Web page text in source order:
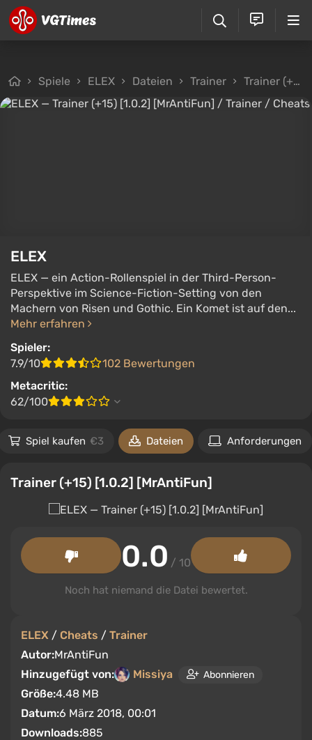
Spiele ELEX Dateien Trainer Trainer (+15) [1.0.2] [MrAntiFun]
ELEX
ELEX — ein Action-Rollenspiel in der Third-Person-
Perspektive im Science-Fiction-Setting von den
Machern von Risen und Gothic. Ein Komet ist auf den...
Mehr erfahren
Spieler:
7.9/10
102 Bewertungen
Metacritic:
62/100
Spiel kaufen €3 Dateien Anforderungen
Trainer (+15) [1.0.2] [MrAntiFun]
ELEX / Cheats / Trainer
Autor:MrAntiFun
Hinzugefügt von:
Missiya Abonnieren
Größe:4.48 MB
Datum:6 März 2018, 00:01
Downloads:885
0.0 / 10
Noch hat niemand die Datei bewertet.